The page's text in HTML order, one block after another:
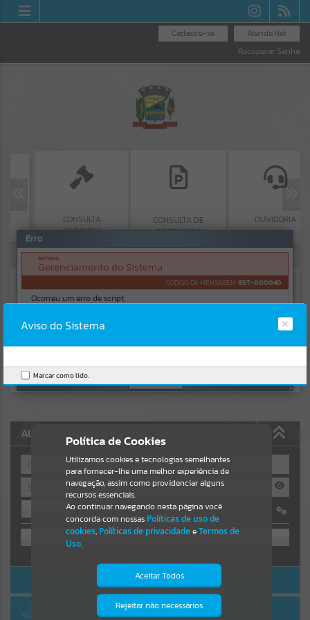
Atende.Net
Cadastre-se
Recuperar Senha
CONSULTA
LICITAÇÕES
CONSULTA DE
PROTOCOLO
OUVIDORIA
Resultados para
Portais
Por favor, aguarde...
NOTÍCIAS
Por favor, aguarde...
SUBPORTAIS
Por favor, aguarde...
Por favor, aguarde...
AUTOATENDIMENTO
OU
ACESSAR SEM LOGIN
NOTA FISCAL ELETRÔNICA
Política de Cookies
Utilizamos cookies e tecnologias semelhantes
para fornecer-lhe uma melhor experiência de
navegação, assim como providenciar alguns
recursos essenciais.
Ao continuar navegando nesta página você
concorda com nossas Políticas de uso de
cookies, Políticas de privacidadeeTermos de
Uso.
Aceitar Todos
Rejeitar não necessários
Isto significa que diversos recursos
Aviso do Sistema
Marcar como lido.
Erro
SISTEMA
Gerenciamento do Sistema
CÓDIGO DA MENSAGEM: EST-000040
Ocorreu um erro de script:
https://paraiso.atende.net/cidadao/pagina/static/bundle/wpo_index
_2_base_l2_portal_editores_sync_3ba9655521e5dc3057147727b70d
6ac3.js?v=e79a7b9c:47
OK